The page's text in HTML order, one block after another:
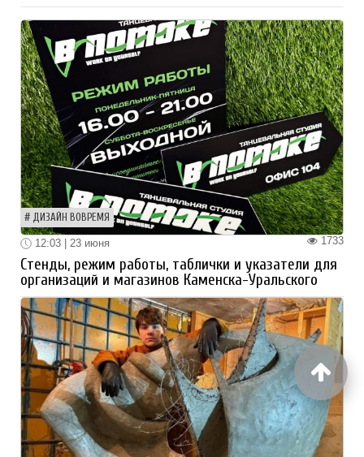
ДИЗАЙН ВОВРЕМЯ
1733
12:03 | 23 июня
Стенды, режим работы, таблички и указатели для
организаций и магазинов Каменска-Уральского